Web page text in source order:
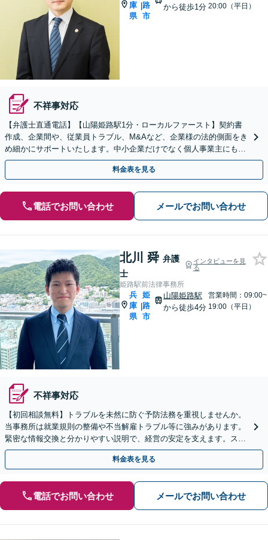
庫
県
|路
市
から徒歩1分 20:00（平日）
不祥事対応
【弁護士直通電話】【山陽姫路駅1分・ローカルファースト】契約書
作成、企業間や、従業員トラブル、M&Aなど、企業様の法的側面をき
め細かにサポートいたします。中小企業だけでなく個人事業主にも対
応いたします。【土日祝対応可】【電話相談可】
料金表を見る
電話でお問い合わせ メールでお問い合わせ
北川 舜 弁護
士
インタビューを見
る
姫路駅前法律事務所
兵
庫
県
|
姫
路
市
山陽姫路駅
から徒歩4分
営業時間：09:00~
19:00（平日）
不祥事対応
【初回相談無料】トラブルを未然に防ぐ予防法務を重視しませんか。
当事務所は就業規則の整備や不当解雇トラブル等に強みがあります。
緊密な情報交換と分かりやすい説明で、経営の安定を支えます。スポ
ット相談も歓迎！まずは貴社のお悩みをお聞かせください。
料金表を見る
電話でお問い合わせ メールでお問い合わせ